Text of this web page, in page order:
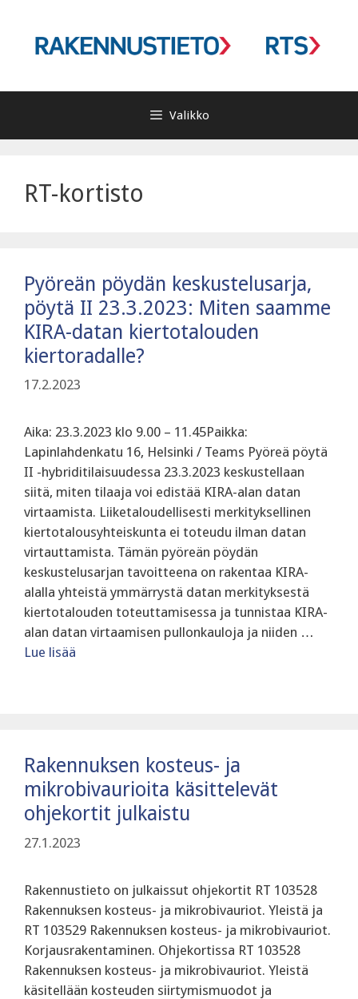
Valikko
RT-kortisto
Pyöreän pöydän keskustelusarja,
pöytä II 23.3.2023: Miten saamme
KIRA-datan kiertotalouden
kiertoradalle?
17.2.2023
Aika: 23.3.2023 klo 9.00 – 11.45Paikka:
Lapinlahdenkatu 16, Helsinki / Teams Pyöreä pöytä
II -hybriditilaisuudessa 23.3.2023 keskustellaan
siitä, miten tilaaja voi edistää KIRA-alan datan
virtaamista. Liiketaloudellisesti merkityksellinen
kiertotalousyhteiskunta ei toteudu ilman datan
virtauttamista. Tämän pyöreän pöydän
keskustelusarjan tavoitteena on rakentaa KIRA-
alalla yhteistä ymmärrystä datan merkityksestä
kiertotalouden toteuttamisessa ja tunnistaa KIRA-
alan datan virtaamisen pullonkauloja ja niiden …
Lue lisää
Rakennuksen kosteus- ja
mikrobivaurioita käsittelevät
ohjekortit julkaistu
27.1.2023
Rakennustieto on julkaissut ohjekortit RT 103528
Rakennuksen kosteus- ja mikrobivauriot. Yleistä ja
RT 103529 Rakennuksen kosteus- ja mikrobivauriot.
Korjausrakentaminen. Ohjekortissa RT 103528
Rakennuksen kosteus- ja mikrobivauriot. Yleistä
käsitellään kosteuden siirtymismuodot ja